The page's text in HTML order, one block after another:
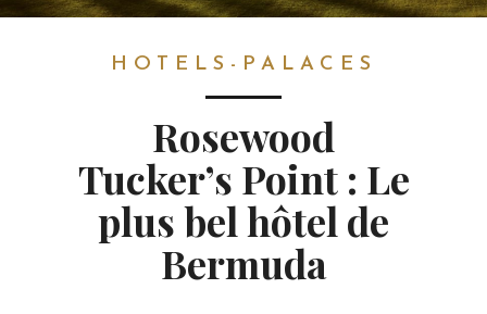
HOTELS-PALACES
Rosewood
Tucker’s Point : Le
plus bel hôtel de
Bermuda